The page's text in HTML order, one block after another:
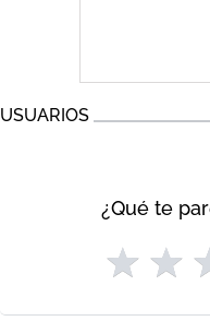
USUARIOS
¿Qué te